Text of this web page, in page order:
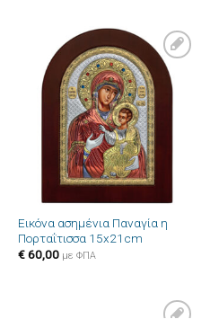
Πρόσθήκη
στην λίστα
επιθυμιών
Εικόνα ασημένια Παναγία η
Πορταΐτισσα 15x21cm
€60,00 με ΦΠΑ